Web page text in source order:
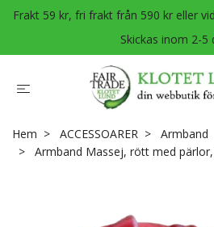
Frakt 59 kr, fri frakt från 590 kr eller
Skickas inom 2-5
Hem ACCESSOARER
Armband
Armband Massej, rött med